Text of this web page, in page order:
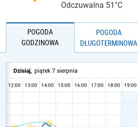
Odczuwalna 51°C
POGODA
GODZINOWA
POGODA
DŁUGOTERMINOWA